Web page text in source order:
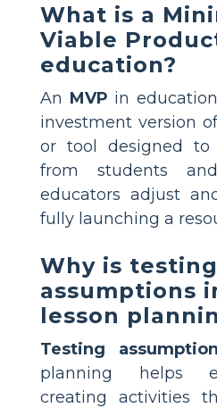
What is a
Viable
education?
An MVP in
investment version
or tool designed to
from students
educators adjust
fully launching a
Why is testing
assumptions
lesson
Testing
planning helps
creating activities